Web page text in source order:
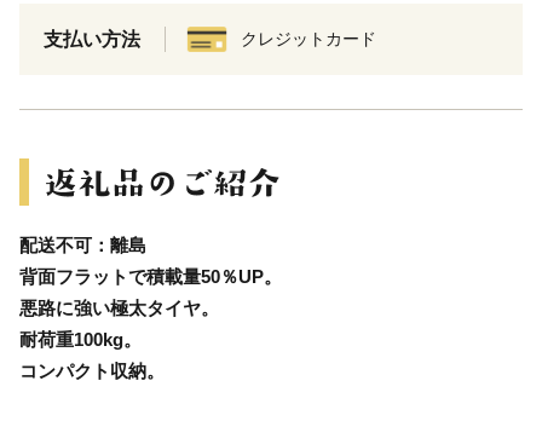
支払い方法 クレジットカード
配送不可：離島
背面フラットで積載量50％UP。
悪路に強い極太タイヤ。
耐荷重100kg。
コンパクト収納。